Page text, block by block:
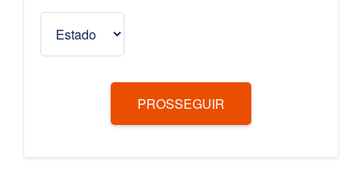
PROSSEGUIR